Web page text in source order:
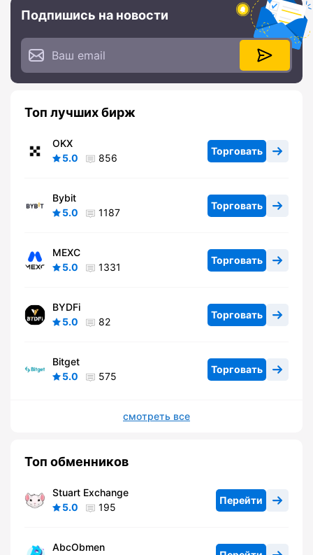
Подпишись на новости
Топ лучших бирж
OKX
5.0
856
Торговать
Bybit
5.0
1187
Торговать
MEXC
5.0
1331
Торговать
BYDFi
5.0
82
Торговать
Bitget
5.0
575
Торговать
смотреть все
Топ обменников
Stuart Exchange
5.0
195
Перейти
AbcObmen